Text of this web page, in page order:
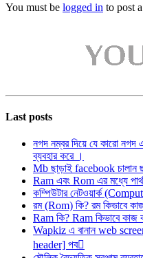
You must be logged in to post
Last posts
নগদ নম্বর দিয়ে যে কারো
ব্যবহার করে ।
Mb ছাড়াই facebook চালান
Ram এবং Rom এর মধ্যে
কম্পিউটার নেটওয়ার্ক
রম (Rom) কি? রম কিভাবে
Ram কি? Ram কিভাবে কাজ
Wapkiz এ বানান web
header] পব